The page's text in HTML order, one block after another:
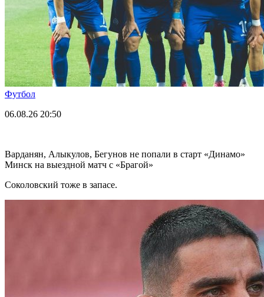
Футбол
06.08.26 20:50
Варданян, Алыкулов, Бегунов не попали в старт «Динамо»
Минск на выездной матч с «Брагой»
Соколовский тоже в запасе.